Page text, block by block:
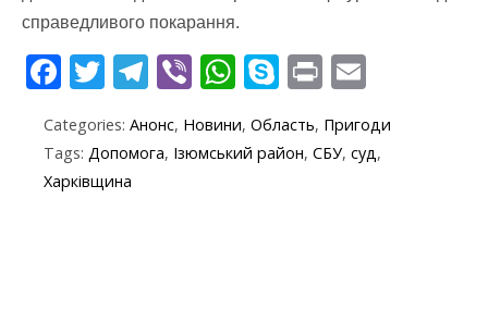
справедливого покарання.
F
e
b
T
itt
er
T
e
gr
Vi
er
W
at
S
y
Pr
t ai
l
Categories: Анонс, Новини, Область, Пригоди
Tags: Допомога, Ізюмський район, СБУ, суд,
Харківщина